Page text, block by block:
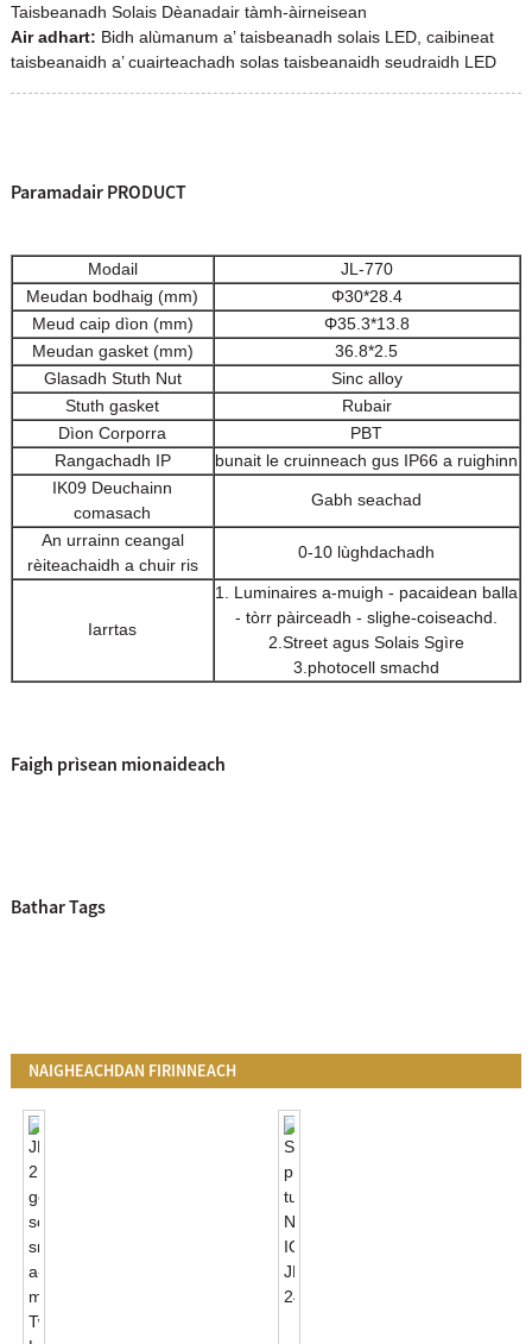
Taisbeanadh Solais Dèanadair tàmh-àirneisean
Air adhart: Bidh alùmanum a’ taisbeanadh solais LED, caibineat
taisbeanaidh a’ cuairteachadh solas taisbeanaidh seudraidh LED
Paramadair PRODUCT
Modail
JL-770
Meudan bodhaig (mm)
Φ30*28.4
Meud caip dìon (mm)
Φ35.3*13.8
Meudan gasket (mm)
36.8*2.5
Glasadh Stuth Nut
Sinc alloy
Stuth gasket
Rubair
Dìon Corporra
PBT
Rangachadh IP
bunait le cruinneach gus IP66 a ruighinn
IK09 Deuchainn
comasach
Gabh seachad
An urrainn ceangal
rèiteachaidh a chuir ris
0-10 lùghdachadh
Iarrtas
1. Luminaires a-muigh - pacaidean balla
- tòrr pàirceadh - slighe-coiseachd.
2.Street agus Solais Sgìre
3.photocell smachd
Faigh prìsean mionaideach
Bathar Tags
NAIGHEACHDAN FIRINNEACH